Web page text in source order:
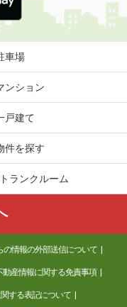
車場
ンション
戸建て
件を探す
ランクルーム
の情報の外部送信について
動産情報に関する免責事項
する表記について